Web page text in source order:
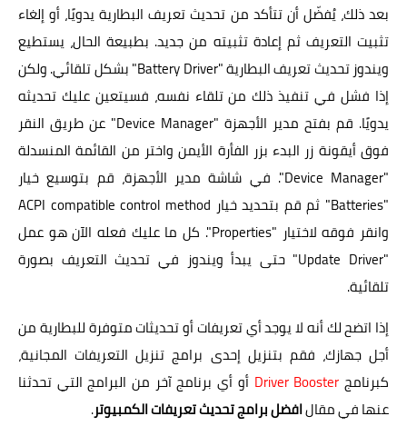
بعد ذلك، يُفضّل أن تتأكد من تحديث تعريف البطارية يدويًا، أو إلغاء
تثبيت التعريف ثم إعادة تثبيته من جديد. بطبيعة الحال، يستطيع
ويندوز تحديث تعريف البطارية "Battery Driver" بشكل تلقائي. ولكن
إذا فشل في تنفيذ ذلك من تلقاء نفسه، فسيتعين عليك تحديثه
يدويًا. قم بفتح مدير الأجهزة "Device Manager" عن طريق النقر
فوق أيقونة زر البدء بزر الفأرة الأيمن واختر من القائمة المنسدلة
"Device Manager". في شاشة مدير الأجهزة، قم بتوسيع خيار
"Batteries" ثم قم بتحديد خيار ACPI compatible control method
وانقر فوقه لاختيار "Properties". كل ما عليك فعله الآن هو عمل
"Update Driver" حتى يبدأ ويندوز في تحديث التعريف بصورة
تلقائية.
إذا اتضح لك أنه لا يوجد أي تعريفات أو تحديثات متوفرة للبطارية من
أجل جهازك، فقم بتنزيل إحدى برامج تنزيل التعريفات المجانية،
كبرنامج Driver Booster أو أي برنامج آخر من البرامج التي تحدثنا
عنها في مقالافضل برامج تحديث تعريفات الكمبيوتر.